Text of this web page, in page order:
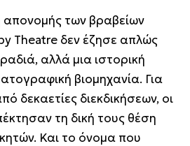
απονομής των βραβείων
Theatre δεν έζησε απλώς
αλλά μια ιστορική
βιομηχανία. Για
δεκαετίες διεκδικήσεων, οι
τη δική τους θέση
Και το όνομα που